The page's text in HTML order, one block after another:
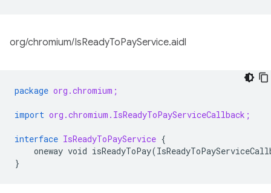
org/chromium/IsReadyToPayService.aidl
package org.chromium;
import org.chromium.IsReadyToPayServiceCallback;
interface IsReadyToPayService {
oneway void isReadyToPay(
}